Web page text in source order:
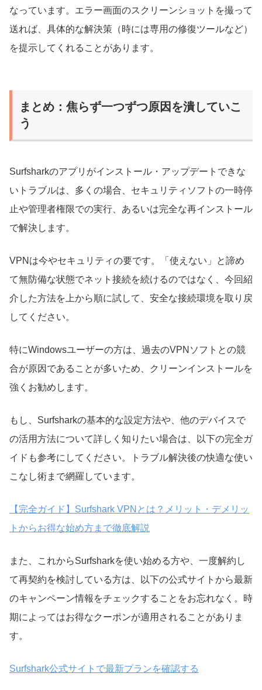
なっています。エラー画面のスクリーンショットを撮って
送れば、具体的な解決策（時には専用の修復ツールなど）
を提示してくれることがあります。
まとめ：焦らず一つずつ原因を潰していこ
う
Surfsharkのアプリがインストール・アップデートできな
いトラブルは、多くの場合、セキュリティソフトの一時停
止や管理者権限での実行、あるいは完全な再インストール
で解決します。
VPNは今やセキュリティの要です。「使えない」と諦め
て無防備な状態でネット接続を続けるのではなく、今回紹
介した方法を上から順に試して、安全な接続環境を取り戻
してください。
特にWindowsユーザーの方は、過去のVPNソフトとの競
合が原因であることが多いため、クリーンインストールを
強くお勧めします。
もし、Surfsharkの基本的な設定方法や、他のデバイスで
の活用方法について詳しく知りたい場合は、以下の完全ガ
イドも参考にしてください。トラブル解決後の快適な使い
こなし術まで網羅しています。
【完全ガイド】Surfshark VPNとは？メリット・デメリッ
トからお得な始め方まで徹底解説
また、これからSurfsharkを使い始める方や、一度解約し
て再契約を検討している方は、以下の公式サイトから最新
のキャンペーン情報をチェックすることをお忘れなく。時
期によってはお得なクーポンが適用されることがありま
す。
Surfshark公式サイトで最新プランを確認する